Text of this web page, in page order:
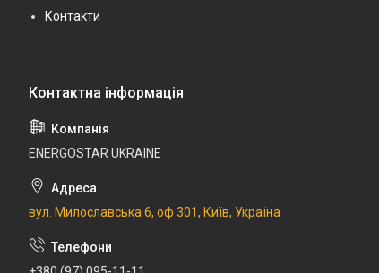
Контакти
ENERGOSTAR UKRAINE
вул. Милославська 6, оф 301, Київ, Україна